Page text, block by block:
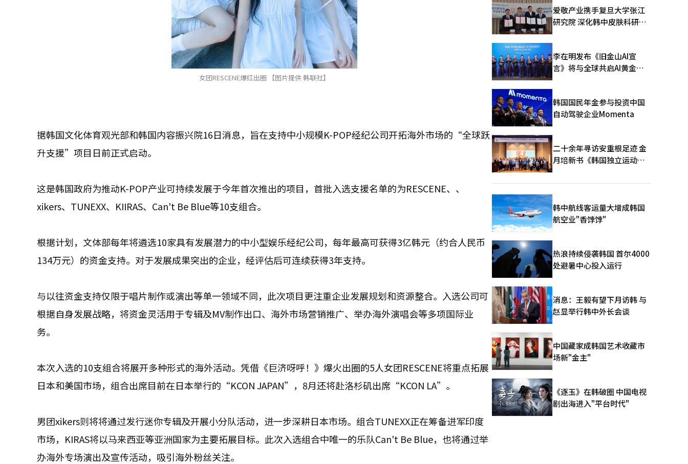
女团RESCENE爆红出圈 【图片提供 韩联社】
据韩国文化体育观光部和韩国内容振兴院16日消息，旨在支持中小规模K-POP经纪公司开拓海外市场的“全球跃
升支援”项目日前正式启动。
这是韩国政府为推动K-POP产业可持续发展于今年首次推出的项目，首批入选支援名单的为RESCENE、、
xikers、TUNEXX、KIIRAS、Can't Be Blue等10支组合。
根据计划，文体部每年将遴选10家具有发展潜力的中小型娱乐经纪公司，每年最高可获得3亿韩元（约合人民币
134万元）的资金支持。对于发展成果突出的企业，经评估后可连续获得3年支持。
与以往资金支持仅限于唱片制作或演出等单一领域不同，此次项目更注重企业发展规划和资源整合。入选公司可
根据自身发展战略，将资金灵活用于专辑及MV制作出口、海外市场营销推广、举办海外演唱会等多项国际业
务。
本次入选的10支组合将展开多种形式的海外活动。凭借《巨济呀呼！》爆火出圈的5人女团RESCENE将重点拓展
日本和美国市场，组合出席目前在日本举行的“KCON JAPAN”，8月还将赴洛杉矶出席“KCON LA”。
男团xikers则将将通过发行迷你专辑及开展小分队活动，进一步深耕日本市场。组合TUNEXX正在筹备进军印度
市场，KIRAS将以马来西亚等亚洲国家为主要拓展目标。此次入选组合中唯一的乐队Can't Be Blue，也将通过举
办海外专场演出及宣传活动，吸引海外粉丝关注。
爱敬产业携手复旦大学张江
研究院 深化韩中皮肤科研合
李在明发布《旧金山AI宣
言》将与全球共启AI黄金时
韩国国民年金参与投资中国
自动驾驶企业Momenta
二十余年寻访安重根足迹 金
月培新书《韩国独立运动圣
版
韩中航线客运量大增成韩国
航空业"香饽饽"
热浪持续侵袭韩国 首尔4000
处避暑中心投入运行
消息：王毅有望下月访韩 与
赵显举行韩中外长会谈
中国藏家成韩国艺术收藏市
场新"金主"
《逐玉》在韩破圈 中国电视
剧出海进入"平台时代"